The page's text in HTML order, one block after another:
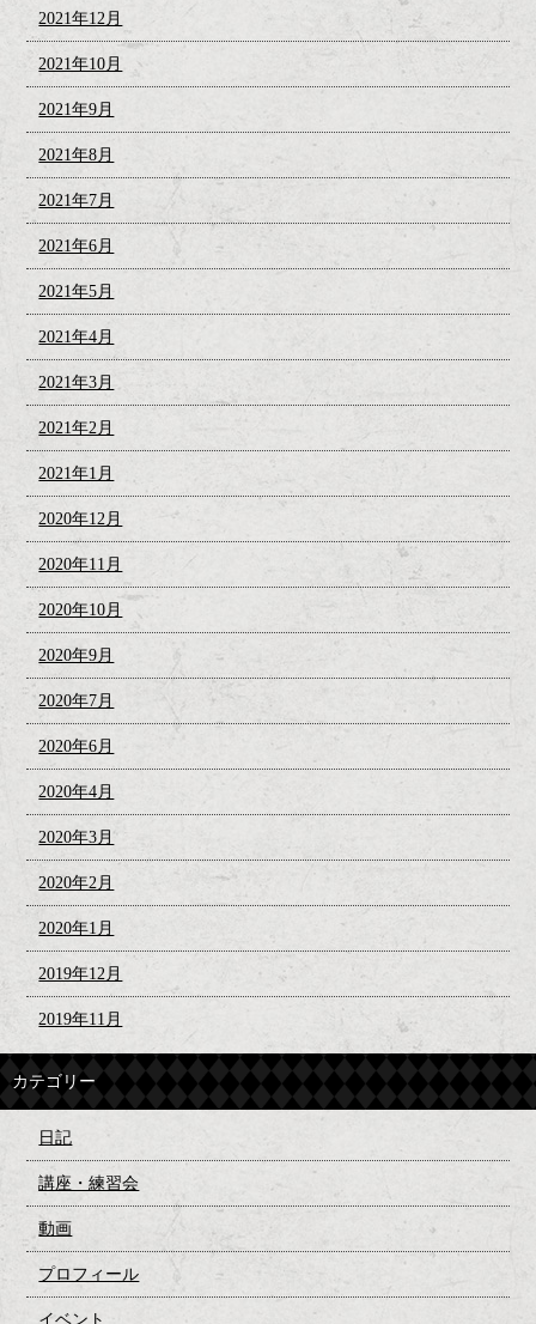
2021年12月
2021年10月
2021年9月
2021年8月
2021年7月
2021年6月
2021年5月
2021年4月
2021年3月
2021年2月
2021年1月
2020年12月
2020年11月
2020年10月
2020年9月
2020年7月
2020年6月
2020年4月
2020年3月
2020年2月
2020年1月
2019年12月
2019年11月
カテゴリー
日記
講座・練習会
動画
プロフィール
イベント